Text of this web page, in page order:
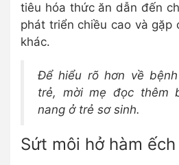
tiêu hóa thức ăn dẫn đến
phát triển chiều cao và gặp
khác.
Để hiểu rõ hơn về
trẻ, mời mẹ đọc thêm
nang ở trẻ sơ sinh.
Sứt môi hở hàm ếch